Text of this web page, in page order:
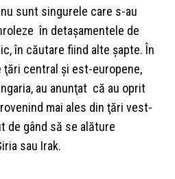
sunt singurele care s-au
în detaşamentele de
în căutare fiind alte şapte. În
ţări central şi est-europene,
au anunţat că au oprit
mai ales din ţări vest-
de gând să se alăture
sau Irak.